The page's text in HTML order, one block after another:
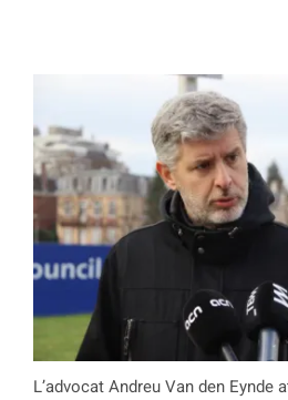
L’advocat Andreu Van den Eynde